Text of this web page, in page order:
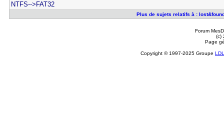
NTFS-->FAT32
Plus de sujets relatifs à :
Forum
(c)
Page
Copyright © 1997-2025 Groupe